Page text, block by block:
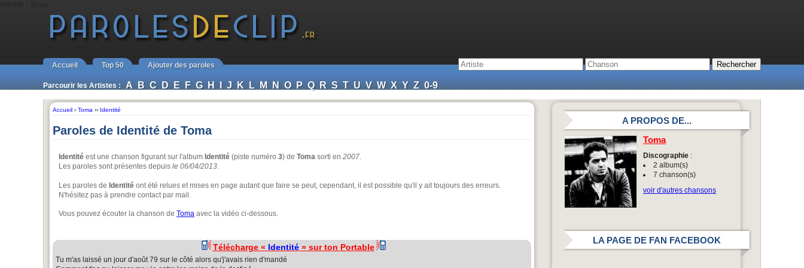
Accueil Top 50 Ajouter des paroles
Parcourir les Artistes : A B C D E F G H I J K L M N O P Q R S T U V W X Y Z 0-9
Accueil › Toma ›› Identité
Paroles de Identité de Toma
Identité est une chanson figurant sur l'album Identité (piste numéro 3) de Toma sorti en 2007.
Les paroles sont présentes depuis le 06/04/2013.
Les paroles de Identité ont été relues et mises en page autant que faire se peut, cependant, il est possible qu'il y ait toujours des erreurs.
N'hésitez pas à prendre contact par mail.
Vous pouvez écouter la chanson de Toma avec la vidéo ci-dessous.
Télécharge « Identité» sur ton Portable
Tu m'as laissé un jour d'août 79 sur le côté alors qu'j'avais rien d'mandé
A PROPOS DE...
Toma
Discographie :
2 album(s)
7 chanson(s)
voir d'autres chansons
LA PAGE DE FAN FACEBOOK